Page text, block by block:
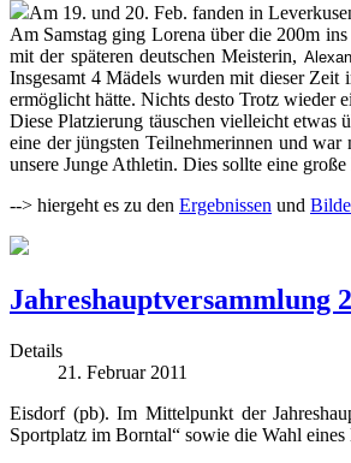
Am 19. und 20. Feb. fanden in
Am Samstag ging Lorena über die 200m
mit der späteren deutschen Meisterin,
Insgesamt 4 Mädels wurden mit dieser Zeit
ermöglicht hätte. Nichts desto Trotz wieder
Diese Platzierung täuschen vielleicht etwas
eine der jüngsten Teilnehmerinnen und
unsere Junge Athletin. Dies sollte eine
--> hiergeht es zu den Ergebnissen und
Jahreshauptversammlung
Details
21. Februar 2011
Eisdorf (pb). Im Mittelpunkt der
Sportplatz im Borntal“ sowie die Wahl